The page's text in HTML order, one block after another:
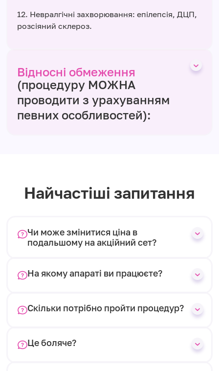
12. Невралгічні захворювання: епілепсія, ДЦП,
розсіяний склероз.
Відносні обмеження
(процедуру МОЖНА
проводити з урахуванням
певних особливостей):
Найчастіші запитання
Чи може змінитися ціна в
подальшому на акційний сет?
На якому апараті ви працюєте?
Скільки потрібно пройти процедур?
Це боляче?